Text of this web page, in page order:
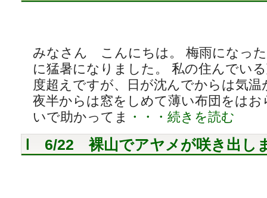
みなさん こんにちは。 梅雨になっ
に猛暑になりました。 私の住んでい
度超えですが、日が沈んでからは気温
夜半からは窓をしめて薄い布団をは
いで助かってま ・・・続きを読む
6/22 裸山でアヤメが咲き出し